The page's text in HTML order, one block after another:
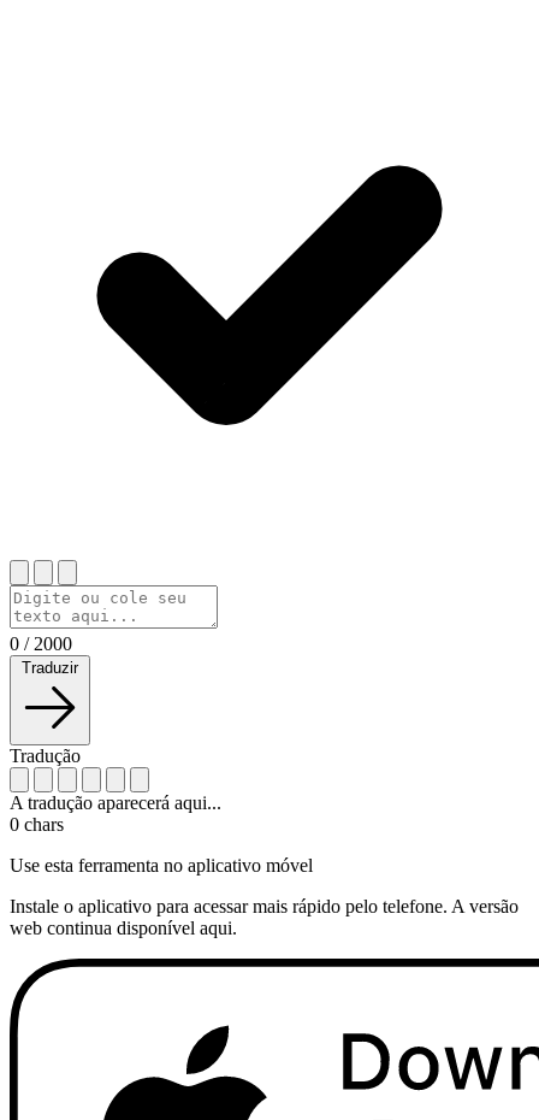
0 / 2000
Traduzir
Tradução
A tradução aparecerá aqui...
0 chars
Use esta ferramenta no aplicativo móvel
Instale o aplicativo para acessar mais rápido pelo telefone. A versão
web continua disponível aqui.